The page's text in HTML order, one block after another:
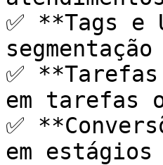
✅ **Tags e
✅
em tarefas
✅
em